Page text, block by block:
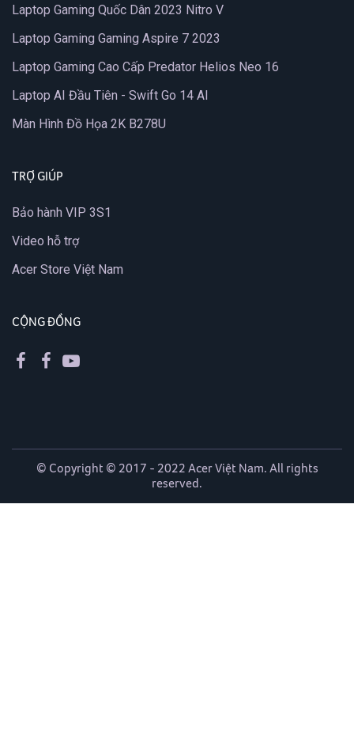
Laptop Gaming Quốc Dân 2023 Nitro V
Laptop Gaming Gaming Aspire 7 2023
Laptop Gaming Cao Cấp Predator Helios Neo 16
Laptop AI Đầu Tiên - Swift Go 14 AI
Màn Hình Đồ Họa 2K B278U
TRỢ GIÚP
Bảo hành VIP 3S1
Video hỗ trợ
Acer Store Việt Nam
CỘNG ĐỒNG
© Copyright © 2017 - 2022 Acer Việt Nam. All rights
reserved.